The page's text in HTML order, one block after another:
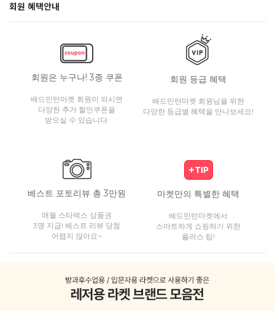
회원 혜택안내
회원은 누구나! 3종 쿠폰
배드민턴마켓 회원이 되시면
다양한 추가 할인쿠폰을
받으실 수 있습니다.
회원 등급 혜택
배드민턴마켓 회원님을 위한
다양한 등급별 혜택을 만나보세요!
베스트 포토리뷰 총 3만원
매월 스타벅스 상품권
3명 지급! 베스트 리뷰 당첨
어렵지 않아요~
마켓만의 특별한 혜택
배드민턴마켓에서
스마트하게 쇼핑하기 위한
플러스 팁!